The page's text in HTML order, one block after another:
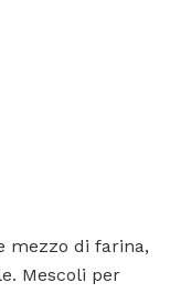
mezzo di farina,
Mescoli per